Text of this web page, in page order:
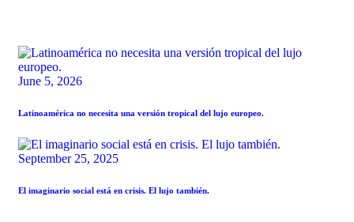
June 5, 2026
Latinoamérica no necesita una versión tropical del lujo europeo.
September 25, 2025
El imaginario social está en crisis. El lujo también.